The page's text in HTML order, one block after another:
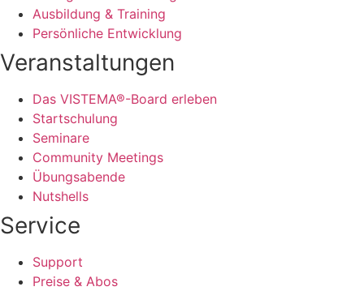
Ausbildung & Training
Persönliche Entwicklung
Veranstaltungen
Das VISTEMA®-Board erleben
Startschulung
Seminare
Community Meetings
Übungsabende
Nutshells
Service
Support
Preise & Abos